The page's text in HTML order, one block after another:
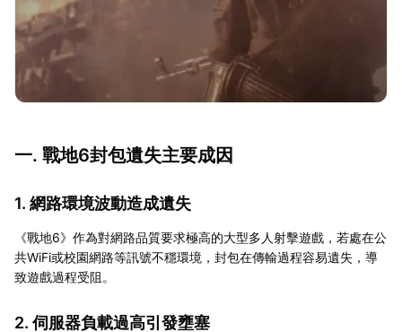
一. 戰地6封包遺失主要成因
1. 網路環境波動造成遺失
《戰地6》作為對網路品質要求極高的大型多人射擊遊戲，若處在公
共WiFi或校園網路等訊號不穩環境，封包在傳輸過程容易遺失，導
致遊戲過程受阻。
2. 伺服器負載過高引發壅塞